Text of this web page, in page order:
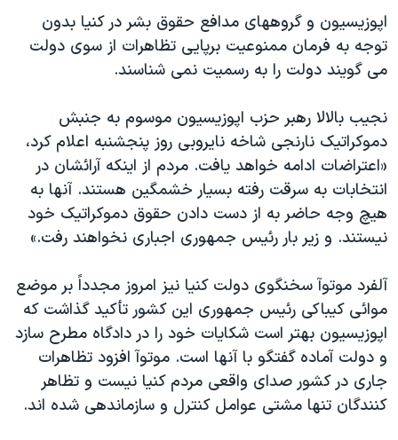
اعتراضات مردمی آبان ۹۸
اسرائیل در جنگ
همایش محافظه‌کاران آمریکا «سی‌پک»
صفحه‌های ویژه
سفر پرزیدنت ترامپ به چین
اپوزيسيون و گروههای مدافع حقوق بشر در کنيا بدون
توجه به فرمان ممنوعيت برپايی تظاهرات از سوی دولت
می گويند دولت را به رسميت نمی شناسند.
نجيب بالالا رهبر حزب اپوزيسيون موسوم به جنبش
دموکراتيک نارنجی شاخه نايروبی روز پنجشنبه اعلام کرد،
«اعتراضات ادامه خواهد يافت. مردم از اينکه آرائشان در
انتخابات به سرقت رفته بسيار خشمگين هستند. آنها به
هيچ وجه حاضر به از دست دادن حقوق دموکراتيک خود
نيستند. و زير بار رئيس جمهوری اجباری نخواهند رفت.»
آلفرد موتوآ سخنگوی دولت کنيا نيز امروز مجدداً بر موضع
موائی کيباکی رئيس جمهوری اين کشور تأکيد گذاشت که
اپوزيسيون بهتر است شکايات خود را در دادگاه مطرح سازد
و دولت آماده گفتگو با آنها است. موتوآ افزود تظاهرات
جاری در کشور صدای واقعی مردم کنيا نيست و تظاهر
کنندگان تنها مشتی عوامل کنترل و سازماندهی شده اند.